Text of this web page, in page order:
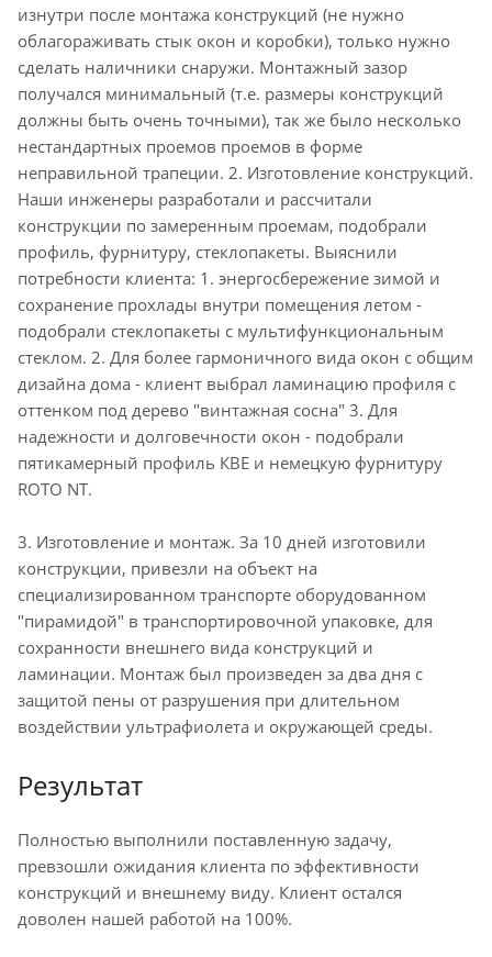
изнутри после монтажа конструкций (не нужно
облагораживать стык окон и коробки), только нужно
сделать наличники снаружи. Монтажный зазор
получался минимальный (т.е. размеры конструкций
должны быть очень точными), так же было несколько
нестандартных проемов проемов в форме
неправильной трапеции. 2. Изготовление конструкций.
Наши инженеры разработали и рассчитали
конструкции по замеренным проемам, подобрали
профиль, фурнитуру, стеклопакеты. Выяснили
потребности клиента: 1. энергосбережение зимой и
сохранение прохлады внутри помещения летом -
подобрали стеклопакеты с мультифункциональным
стеклом. 2. Для более гармоничного вида окон с общим
дизайна дома - клиент выбрал ламинацию профиля с
оттенком под дерево "винтажная сосна" 3. Для
надежности и долговечности окон - подобрали
пятикамерный профиль КВЕ и немецкую фурнитуру
ROTO NT.
3. Изготовление и монтаж. За 10 дней изготовили
конструкции, привезли на объект на
специализированном транспорте оборудованном
"пирамидой" в транспортировочной упаковке, для
сохранности внешнего вида конструкций и
ламинации. Монтаж был произведен за два дня с
защитой пены от разрушения при длительном
воздействии ультрафиолета и окружающей среды.
Результат
Полностью выполнили поставленную задачу,
превзошли ожидания клиента по эффективности
конструкций и внешнему виду. Клиент остался
доволен нашей работой на 100%.